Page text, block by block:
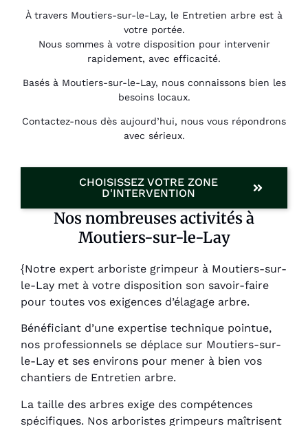
À travers Moutiers-sur-le-Lay, le Entretien arbre est à
votre portée.
Nous sommes à votre disposition pour intervenir
rapidement, avec efficacité.
Basés à Moutiers-sur-le-Lay, nous connaissons bien les
besoins locaux.
Contactez-nous dès aujourd’hui, nous vous répondrons
avec sérieux.
CHOISISSEZ VOTRE ZONE
D'INTERVENTION
Nos nombreuses activités à
Moutiers-sur-le-Lay
{Notre expert arboriste grimpeur à Moutiers-sur-
le-Lay met à votre disposition son savoir-faire
pour toutes vos exigences d’élagage arbre.
Bénéficiant d’une expertise technique pointue,
nos professionnels se déplace sur Moutiers-sur-
le-Lay et ses environs pour mener à bien vos
chantiers de Entretien arbre.
La taille des arbres exige des compétences
spécifiques. Nos arboristes grimpeurs maîtrisent